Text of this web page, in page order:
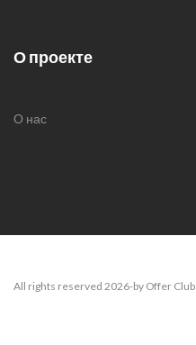
О проекте
О нас
All rights reserved 2026-by Offer Club